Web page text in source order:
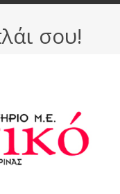
σου!